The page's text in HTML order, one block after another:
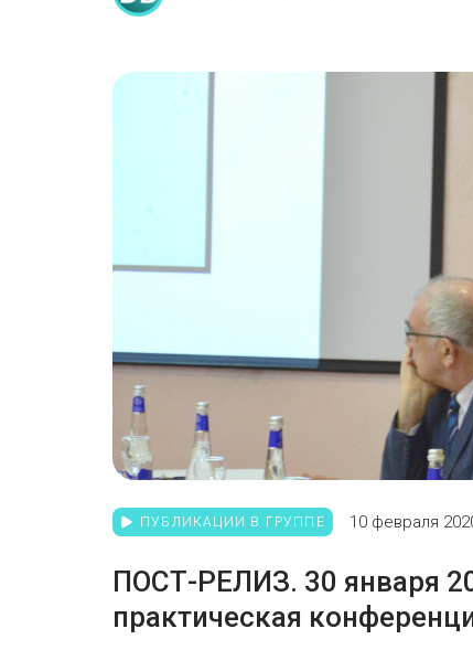
ПУБЛИКАЦИИ В ГРУППЕ 10 февраля
ПОСТ-РЕЛИЗ. 30 января
практическая